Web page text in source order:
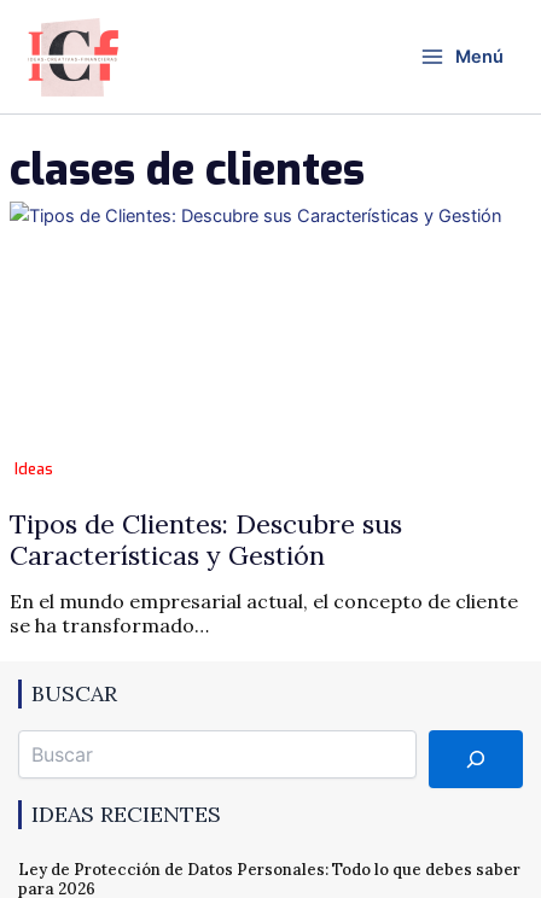
contenido
Menú
clases de clientes
Ideas
Tipos de Clientes: Descubre sus
Características y Gestión
En el mundo empresarial actual, el concepto de cliente
se ha transformado…
BUSCAR
Buscar
IDEAS RECIENTES
Ley de Protección de Datos Personales: Todo lo que debes saber
para 2026